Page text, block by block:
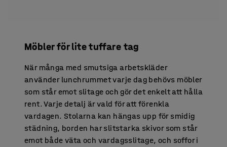
Möbler för lite tuffare tag
När många med smutsiga arbetskläder
använder lunchrummet varje dag behövs möbler
som står emot slitage och gör det enkelt att hålla
rent. Varje detalj är vald för att förenkla
vardagen. Stolarna kan hängas upp för smidig
städning, borden har slitstarka skivor som står
emot både väta och vardagsslitage, och soffor i